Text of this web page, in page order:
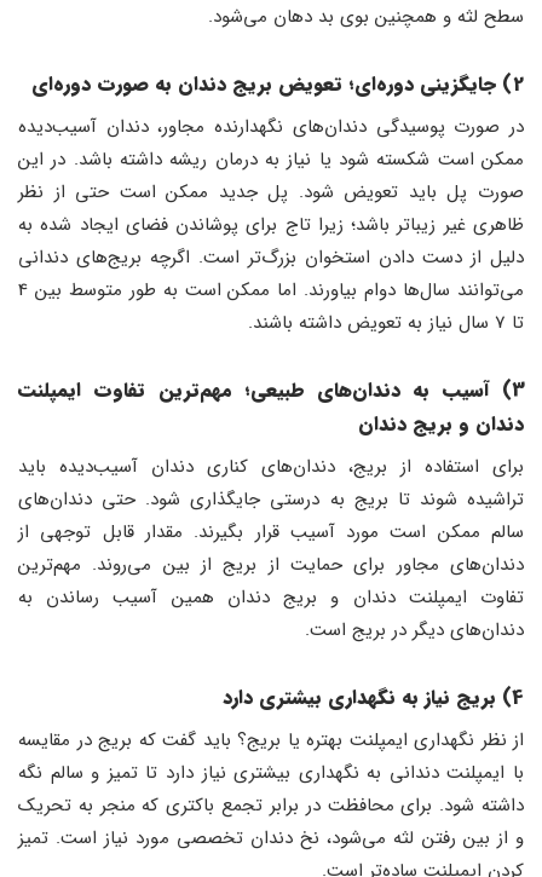
سطح لثه و همچنین بوی بد دهان می‌شود.
2) جایگزینی دوره‌ای؛ تعویض بریج دندان به صورت دوره‌ای
در صورت پوسیدگی دندان‌های نگهدارنده مجاور، دندان آسیب‌دیده
ممکن است شکسته شود یا نیاز به درمان ریشه داشته باشد. در این
صورت پل باید تعویض شود. پل جدید ممکن است حتی از نظر
ظاهری غیر زیباتر باشد؛ زیرا تاج برای پوشاندن فضای ایجاد شده به
دلیل از دست دادن استخوان بزرگ‌تر است. اگرچه بریج‌های دندانی
می‌توانند سال‌ها دوام بیاورند. اما ممکن است به طور متوسط ​​بین 4
تا 7 سال نیاز به تعویض داشته باشند.
3) آسیب به دندان‌های طبیعی؛ مهم‌ترین تفاوت ایمپلنت
دندان و بریج دندان
برای استفاده از بریج، دندان‌های کناری دندان آسیب‌دیده باید
تراشیده شوند تا بریج به درستی جایگذاری شود. حتی دندان‌های
سالم ممکن است مورد آسیب قرار بگیرند. مقدار قابل توجهی از
دندان‌های مجاور برای حمایت از بریج از بین می‌روند. مهم‌ترین
تفاوت ایمپلنت دندان و بریج دندان همین آسیب رساندن به
دندان‌های دیگر در بریج است.
4) بریج نیاز به نگهداری بیشتری دارد
از نظر نگهداری ایمپلنت بهتره یا بریج؟ باید گفت که بریج در مقایسه
با ایمپلنت دندانی به نگهداری بیشتری نیاز دارد تا تمیز و سالم نگه
داشته شود. برای محافظت در برابر تجمع باکتری که منجر به تحریک
و از بین رفتن لثه می‌شود، نخ دندان تخصصی مورد نیاز است. تمیز
کردن ایمپلنت ساده‌تر است.